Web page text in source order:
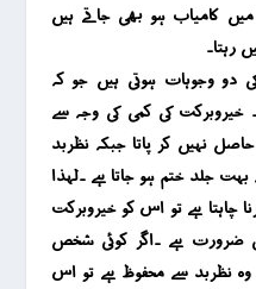
کامیاب ہو بھی جاتے ہیں
رہتا۔
وجوہات ہوتی ہیں جو کہ
خیروبرکت کی کمی کی وجہ سے
نہیں کر پاتا جبکہ نظربد
جلد ختم ہو جاتا ہے ۔لہذا
ہے تو اس کو خیروبرکت
ضرورت ہے ۔اگر کوئی شخص
وہ نظربد سے محفوظ ہے تو اس